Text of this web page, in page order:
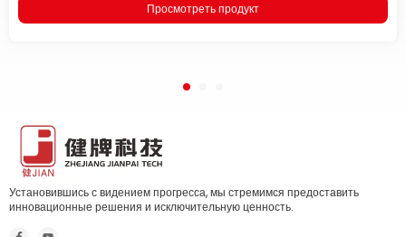
Просмотреть продукт
Установившись с видением прогресса, мы стремимся предоставить
инновационные решения и исключительную ценность.